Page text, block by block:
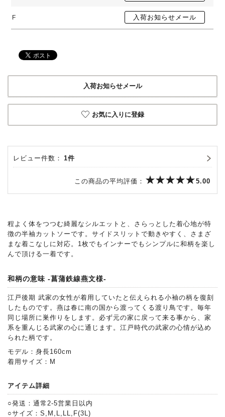
F
入荷お知らせメール
お気に入りに登録
レビュー件数： 1件
この商品の平均評価： 5.00
程よく体をつつむ綺麗なシルエットと、さらっとした着心地が特
徴の半袖カットソーです。サイドスリットで動きやすく、さまざ
まな着こなしに対応。1枚でもインナーでもシンプルに和柄を楽し
んで頂ける一着です。
和柄の意味 -菖蒲鉄線燕文様-
江戸後期 武家の女性が着用していたと伝えられる小袖の柄を復刻
したものです。燕は春に南の国から渡ってくる渡り鳥です。毎年
同じ場所に巣作りをします。必ず元の家に戻って来る事から、家
系を重んじる武家の心に通じます。江戸時代の武家の心情が込め
られた柄です。
モデル：身長160cm
着用サイズ：M
アイテム詳細
○発送：通常2-5営業日以内
○サイズ：S,M,L,LL,F(3L)